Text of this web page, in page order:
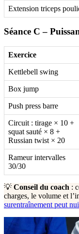
Extension triceps
Séance C –
Exercice
Kettlebell swing
Box jump
Push press barre
Circuit : tirage × 10 +
squat sauté × 8 +
Russian twist × 20
Rameur intervalles
30/30
💡 Conseil du coach :
charges, le volume et
surentraînement peut